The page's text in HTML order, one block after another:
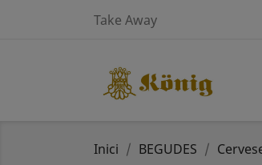
Take Away
Inici BEGUDES